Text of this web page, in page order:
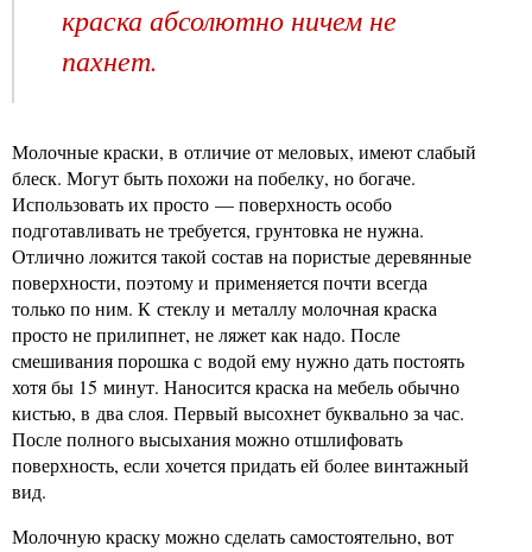
краска абсолютно ничем не
пахнет.
Молочные краски, в отличие от меловых, имеют слабый
блеск. Могут быть похожи на побелку, но богаче.
Использовать их просто — поверхность особо
подготавливать не требуется, грунтовка не нужна.
Отлично ложится такой состав на пористые деревянные
поверхности, поэтому и применяется почти всегда
только по ним. К стеклу и металлу молочная краска
просто не прилипнет, не ляжет как надо. После
смешивания порошка с водой ему нужно дать постоять
хотя бы 15 минут. Наносится краска на мебель обычно
кистью, в два слоя. Первый высохнет буквально за час.
После полного высыхания можно отшлифовать
поверхность, если хочется придать ей более винтажный
вид.
Молочную краску можно сделать самостоятельно, вот